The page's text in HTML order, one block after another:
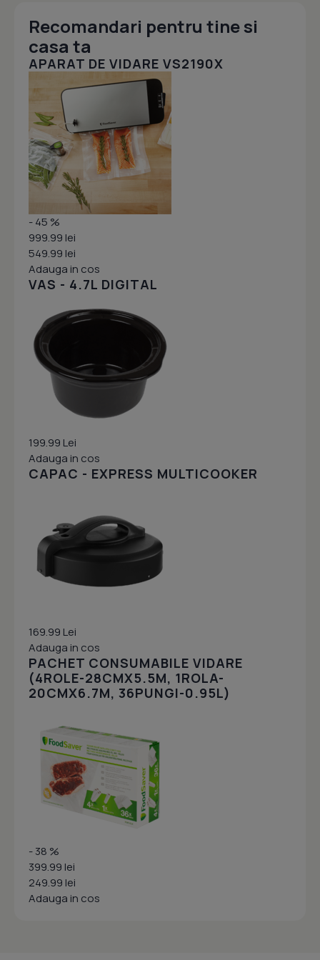
Recomandari pentru tine si
casa ta
APARAT DE VIDARE VS2190X
- 45 %
999.99 lei
549.99 lei
Adauga in cos
VAS - 4.7L DIGITAL
199.99 Lei
Adauga in cos
CAPAC - EXPRESS MULTICOOKER
169.99 Lei
Adauga in cos
PACHET CONSUMABILE VIDARE
(4ROLE-28CMX5.5M, 1ROLA-
20CMX6.7M, 36PUNGI-0.95L)
- 38 %
399.99 lei
249.99 lei
Adauga in cos